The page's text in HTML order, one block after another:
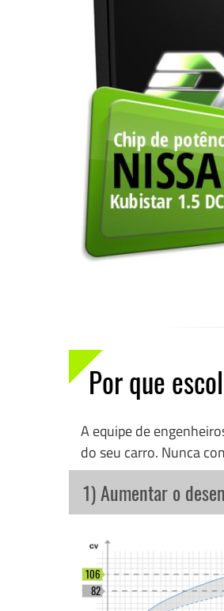
Por que
A equipe de
do seu carro. Nunca
1) Aumentar o
82
106